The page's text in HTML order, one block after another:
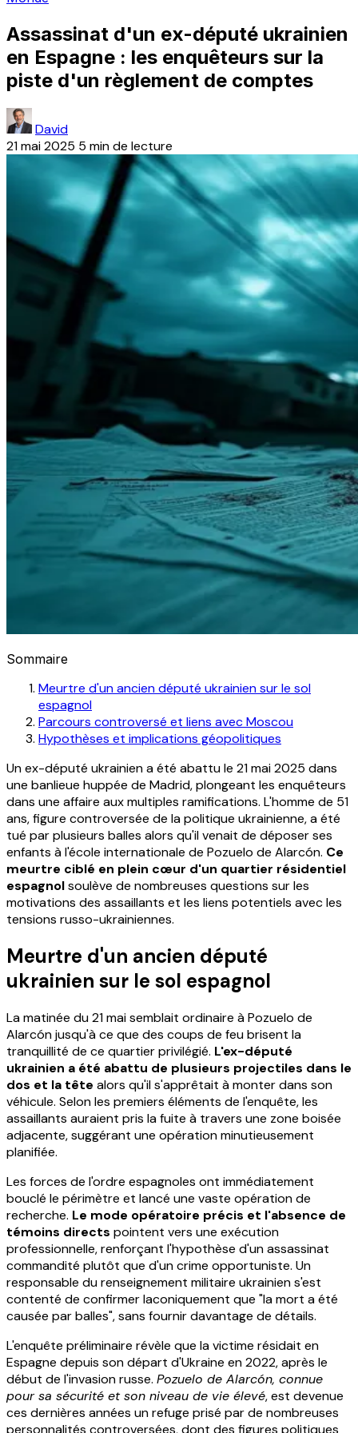
Assassinat d'un ex-député ukrainien
en Espagne : les enquêteurs sur la
piste d'un règlement de comptes
David
21 mai 2025 5 min de lecture
Sommaire
Meurtre d'un ancien député ukrainien sur le sol
espagnol
Parcours controversé et liens avec Moscou
Hypothèses et implications géopolitiques
Un ex-député ukrainien a été abattu le 21 mai 2025 dans
une banlieue huppée de Madrid, plongeant les enquêteurs
dans une affaire aux multiples ramifications. L'homme de 51
ans, figure controversée de la politique ukrainienne, a été
tué par plusieurs balles alors qu'il venait de déposer ses
enfants à l'école internationale de Pozuelo de Alarcón. Ce
meurtre ciblé en plein cœur d'un quartier résidentiel
espagnolsoulève de nombreuses questions sur les
motivations des assaillants et les liens potentiels avec les
tensions russo-ukrainiennes.
Meurtre d'un ancien député
ukrainien sur le sol espagnol
La matinée du 21 mai semblait ordinaire à Pozuelo de
Alarcón jusqu'à ce que des coups de feu brisent la
tranquillité de ce quartier privilégié. L'ex-député
ukrainien a été abattu de plusieurs projectiles dans le
dos et la tête alors qu'il s'apprêtait à monter dans son
véhicule. Selon les premiers éléments de l'enquête, les
assaillants auraient pris la fuite à travers une zone boisée
adjacente, suggérant une opération minutieusement
planifiée.
Les forces de l'ordre espagnoles ont immédiatement
bouclé le périmètre et lancé une vaste opération de
recherche. Le mode opératoire précis et l'absence de
témoins directs pointent vers une exécution
professionnelle, renforçant l'hypothèse d'un assassinat
commandité plutôt que d'un crime opportuniste. Un
responsable du renseignement militaire ukrainien s'est
contenté de confirmer laconiquement que "la mort a été
causée par balles", sans fournir davantage de détails.
L'enquête préliminaire révèle que la victime résidait en
Espagne depuis son départ d'Ukraine en 2022, après le
début de l'invasion russe. Pozuelo de Alarcón, connue
pour sa sécurité et son niveau de vie élevé, est devenue
ces dernières années un refuge prisé par de nombreuses
personnalités controversées, dont des figures politiques